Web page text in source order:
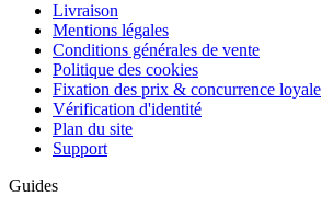
Livraison
Mentions légales
Conditions générales de vente
Politique des cookies
Fixation des prix & concurrence loyale
Vérification d'identité
Plan du site
Support
Guides